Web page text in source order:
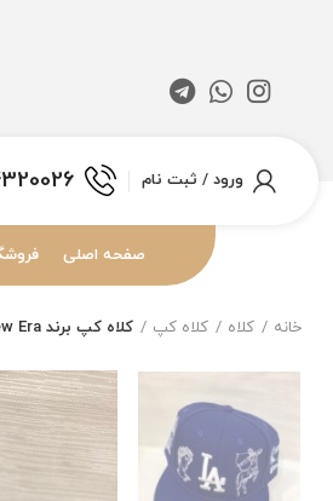
ورود / ثبت نام
صفحه اصلی
خانه کلاه کلاه کپ کلاه کپ برند New Era فیت بک طرح LA مستر کوالیتی